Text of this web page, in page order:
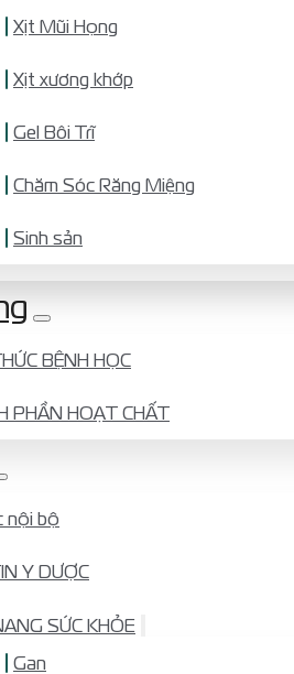
Xịt Mũi Họng
Xịt xương khớp
Gel Bôi Trĩ
Chăm Sóc Răng Miệng
Sinh sản
BỆNH HỌC
PHẦN HOẠT CHẤT
nội bộ
Y DƯỢC
SỨC KHỎE
Gan